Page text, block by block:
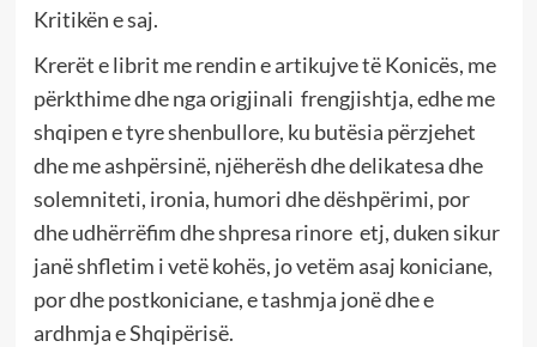
Kritikën e saj.
Krerët e librit me rendin e artikujve të Konicës, me
përkthime dhe nga origjinali frengjishtja, edhe me
shqipen e tyre shenbullore, ku butësia përzjehet
dhe me ashpërsinë, njëherësh dhe delikatesa dhe
solemniteti, ironia, humori dhe dëshpërimi, por
dhe udhërrëfim dhe shpresa rinore etj, duken sikur
janë shfletim i vetë kohës, jo vetëm asaj koniciane,
por dhe postkoniciane, e tashmja jonë dhe e
ardhmja e Shqipërisë.